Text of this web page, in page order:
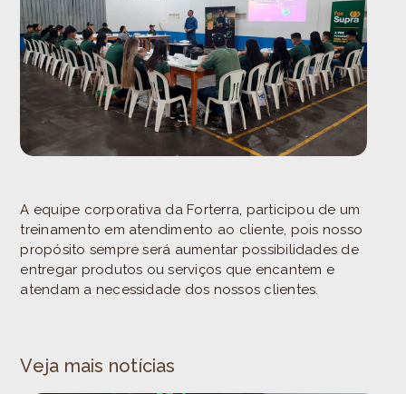
A equipe corporativa da Forterra, participou de um
treinamento em atendimento ao cliente, pois nosso
propósito sempre será aumentar possibilidades de
entregar produtos ou serviços que encantem e
atendam a necessidade dos nossos clientes.
Veja mais notícias